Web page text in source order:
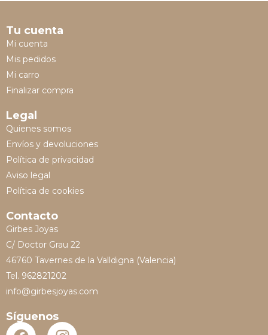
Tu cuenta
Mi cuenta
Mis pedidos
Mi carro
Finalizar compra
Legal
Quienes somos
Envíos y devoluciones
Política de privacidad
Aviso legal
Política de cookies
Contacto
Girbes Joyas
C/ Doctor Grau 22
46760 Tavernes de la Valldigna (Valencia)
Tel. 962821202
info@girbesjoyas.com
Síguenos